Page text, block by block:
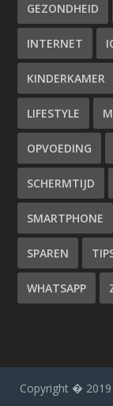
GEZONDHEID
INTERNET
KINDERKAMER
LIFESTYLE
OPVOEDING
SCHERMTIJD
SMARTPHONE
SPAREN
WHATSAPP
Copyright � 2019